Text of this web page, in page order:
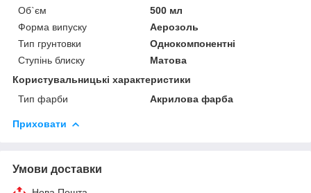
Об`єм
500 мл
Форма випуску
Аерозоль
Тип грунтовки
Однокомпонентні
Ступінь блиску
Матова
Користувальницькі характеристики
Тип фарби
Акрилова фарба
Приховати
Умови доставки